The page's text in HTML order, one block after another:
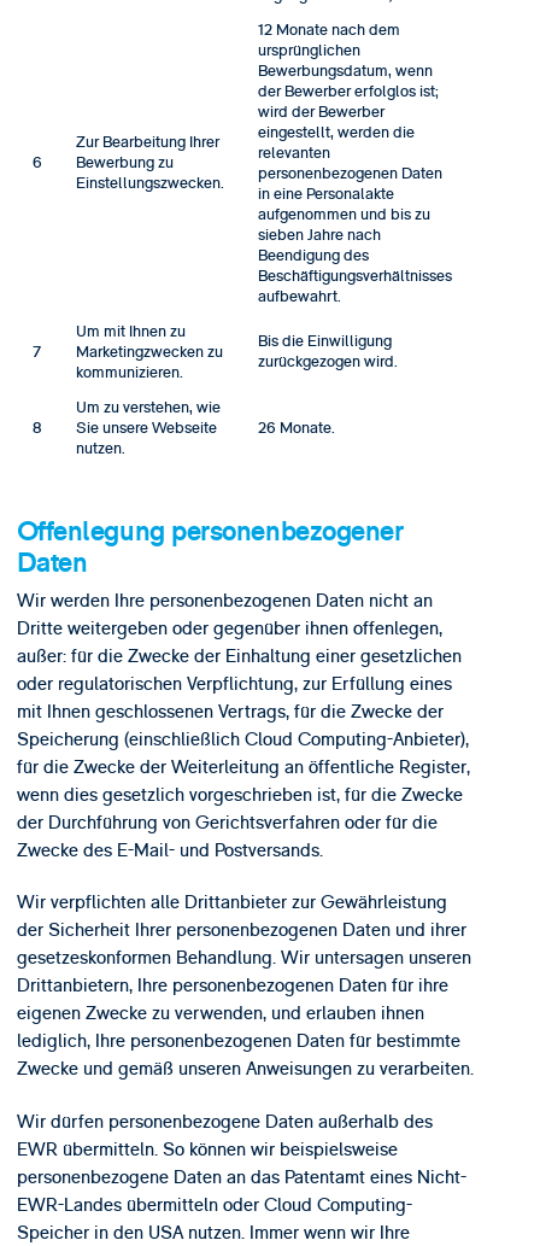
6
Zur Bearbeitung Ihrer
Bewerbung zu
Einstellungszwecken.
12 Monate nach dem
ursprünglichen
Bewerbungsdatum, wenn
der Bewerber erfolglos ist;
wird der Bewerber
eingestellt, werden die
relevanten
personenbezogenen Daten
in eine Personalakte
aufgenommen und bis zu
sieben Jahre nach
Beendigung des
Beschäftigungsverhältnisses
aufbewahrt.
7
Um mit Ihnen zu
Marketingzwecken zu
kommunizieren.
Bis die Einwilligung
zurückgezogen wird.
8
Um zu verstehen, wie
Sie unsere Webseite
nutzen.
26 Monate.
Offenlegung personenbezogener
Daten
Wir werden Ihre personenbezogenen Daten nicht an
Dritte weitergeben oder gegenüber ihnen offenlegen,
außer: für die Zwecke der Einhaltung einer gesetzlichen
oder regulatorischen Verpflichtung, zur Erfüllung eines
mit Ihnen geschlossenen Vertrags, für die Zwecke der
Speicherung (einschließlich Cloud Computing-Anbieter),
für die Zwecke der Weiterleitung an öffentliche Register,
wenn dies gesetzlich vorgeschrieben ist, für die Zwecke
der Durchführung von Gerichtsverfahren oder für die
Zwecke des E-Mail- und Postversands.
Wir verpflichten alle Drittanbieter zur Gewährleistung
der Sicherheit Ihrer personenbezogenen Daten und ihrer
gesetzeskonformen Behandlung. Wir untersagen unseren
Drittanbietern, Ihre personenbezogenen Daten für ihre
eigenen Zwecke zu verwenden, und erlauben ihnen
lediglich, Ihre personenbezogenen Daten für bestimmte
Zwecke und gemäß unseren Anweisungen zu verarbeiten.
Wir dürfen personenbezogene Daten außerhalb des
EWR übermitteln. So können wir beispielsweise
personenbezogene Daten an das Patentamt eines Nicht-
EWR-Landes übermitteln oder Cloud Computing-
Speicher in den USA nutzen. Immer wenn wir Ihre